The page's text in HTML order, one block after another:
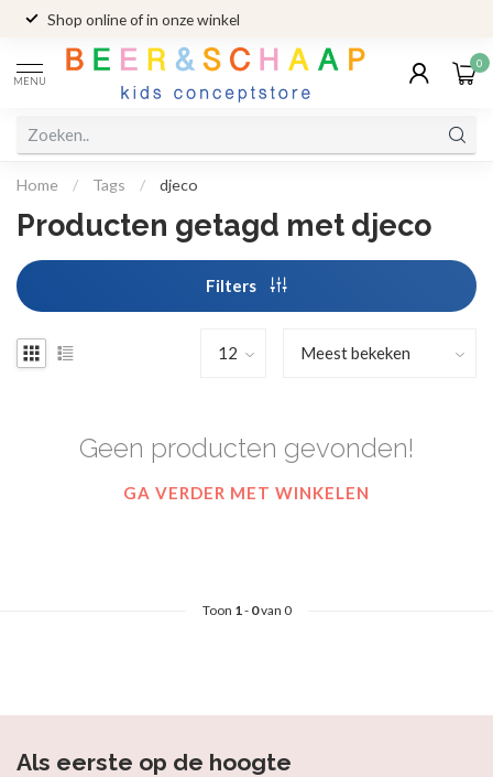
Shop online of in onze winkel
MENU
0
Home / Tags / djeco
Producten getagd met djeco
Filters
Geen producten gevonden!
GA VERDER MET WINKELEN
Toon 1- 0van 0
Als eerste op de hoogte